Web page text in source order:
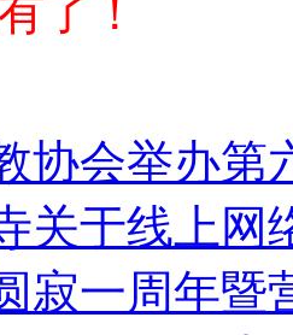
了！
协会举办第
关于线上网
寂一周年暨